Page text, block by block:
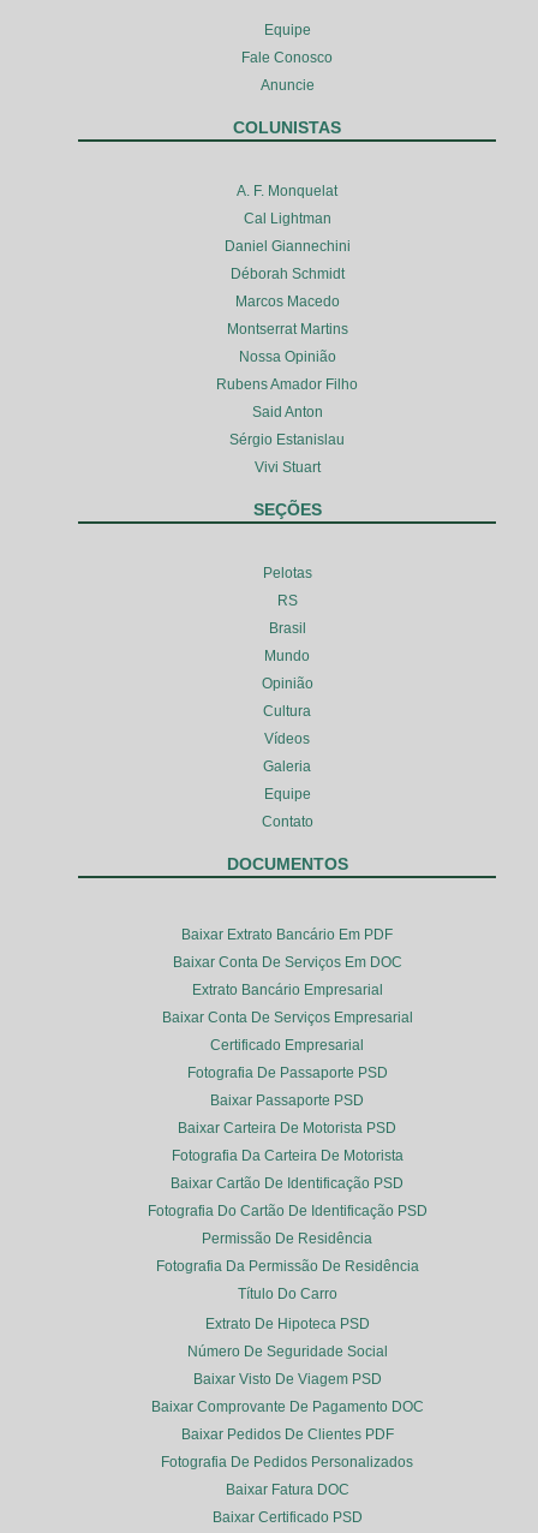
Equipe
Fale Conosco
Anuncie
COLUNISTAS
A. F. Monquelat
Cal Lightman
Daniel Giannechini
Déborah Schmidt
Marcos Macedo
Montserrat Martins
Nossa Opinião
Rubens Amador Filho
Said Anton
Sérgio Estanislau
Vivi Stuart
SEÇÕES
Pelotas
RS
Brasil
Mundo
Opinião
Cultura
Vídeos
Galeria
Equipe
Contato
DOCUMENTOS
Baixar Extrato Bancário Em PDF
Baixar Conta De Serviços Em DOC
Extrato Bancário Empresarial
Baixar Conta De Serviços Empresarial
Certificado Empresarial
Fotografia De Passaporte PSD
Baixar Passaporte PSD
Baixar Carteira De Motorista PSD
Fotografia Da Carteira De Motorista
Baixar Cartão De Identificação PSD
Fotografia Do Cartão De Identificação PSD
Permissão De Residência
Fotografia Da Permissão De Residência
Título Do Carro
Extrato De Hipoteca PSD
Número De Seguridade Social
Baixar Visto De Viagem PSD
Baixar Comprovante De Pagamento DOC
Baixar Pedidos De Clientes PDF
Fotografia De Pedidos Personalizados
Baixar Fatura DOC
Baixar Certificado PSD